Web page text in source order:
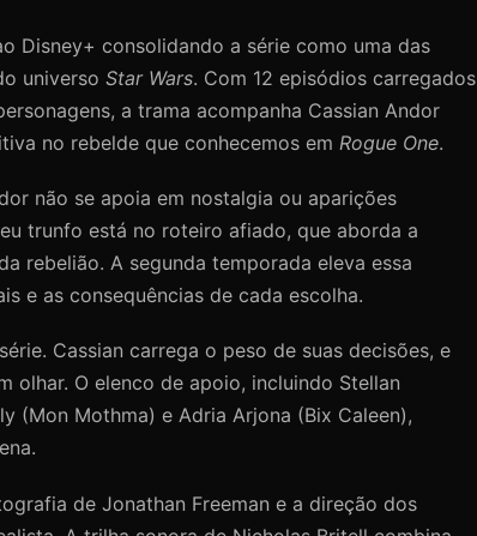
Disney+ consolidando a série como uma das
universo Star Wars. Com 12 episódios carregados
a trama acompanha Cassian Andor
no rebelde que conhecemos em Rogue One.
não se apoia em nostalgia ou aparições
trunfo está no roteiro afiado, que aborda a
rebelião. A segunda temporada eleva essa
e as consequências de cada escolha.
Cassian carrega o peso de suas decisões, e
olhar. O elenco de apoio, incluindo Stellan
(Mon Mothma) e Adria Arjona (Bix Caleen),
de Jonathan Freeman e a direção dos